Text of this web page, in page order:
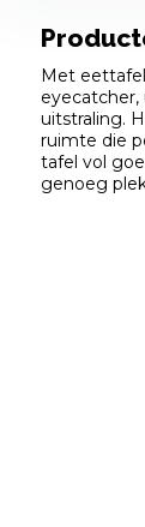
Met
uitstraling.
ruimte die
tafel vol
genoeg